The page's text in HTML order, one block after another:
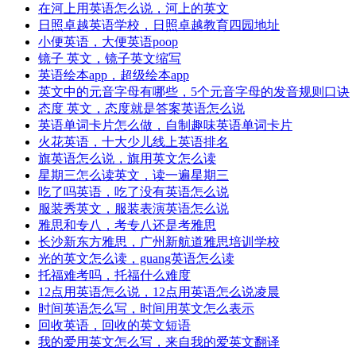
在河上用英语怎么说，河上的英文
日照卓越英语学校，日照卓越教育四园地址
小便英语，大便英语poop
镜子 英文，镜子英文缩写
英语绘本app，超级绘本app
英文中的元音字母有哪些，5个元音字母的发音规则口诀
态度 英文，态度就是答案英语怎么说
英语单词卡片怎么做，自制趣味英语单词卡片
火花英语，十大少儿线上英语排名
旗英语怎么说，旗用英文怎么读
星期三怎么读英文，读一遍星期三
吃了吗英语，吃了没有英语怎么说
服装秀英文，服装表演英语怎么说
雅思和专八，考专八还是考雅思
长沙新东方雅思，广州新航道雅思培训学校
光的英文怎么读，guang英语怎么读
托福难考吗，托福什么难度
12点用英语怎么说，12点用英语怎么说凌晨
时间英语怎么写，时间用英文怎么表示
回收英语，回收的英文短语
我的爱用英文怎么写，来自我的爱英文翻译